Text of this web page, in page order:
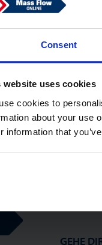
Consent
website uses cookies
cookies to
about your use
information that
GEHE